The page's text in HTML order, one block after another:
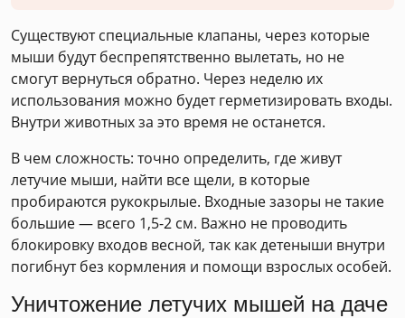
Существуют специальные клапаны, через которые
мыши будут беспрепятственно вылетать, но не
смогут вернуться обратно. Через неделю их
использования можно будет герметизировать входы.
Внутри животных за это время не останется.
В чем сложность: точно определить, где живут
летучие мыши, найти все щели, в которые
пробираются рукокрылые. Входные зазоры не такие
большие — всего 1,5-2 см. Важно не проводить
блокировку входов весной, так как детеныши внутри
погибнут без кормления и помощи взрослых особей.
Уничтожение летучих мышей на даче